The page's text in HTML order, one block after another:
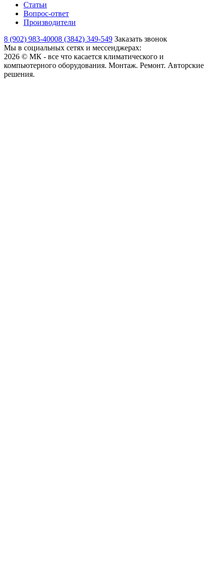
Статьи
Вопрос-ответ
Производители
8 (902) 983-40008 (3842) 349-549 Заказать звонок
Мы в социальных сетях и мессенджерах:
2026 © МК - все что касается климатического и
компьютерного оборудования. Монтаж. Ремонт. Авторские
решения.